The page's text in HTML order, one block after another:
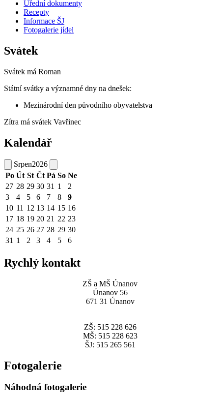
Úřední dokumenty
Recepty
Informace ŠJ
Fotogalerie jídel
Svátek
Svátek má Roman
Státní svátky a významné dny na dnešek:
Mezinárodní den původního obyvatelstva
Zítra má svátek Vavřinec
Kalendář
Srpen2026
Po Út St Čt Pá So Ne
27 28 29 30 31 1
2
3
4 5 6 7 8
9
10 11 12 13 14 15 16
17 18 19 20 21 22 23
24 25 26 27 28 29 30
31 1 2 3 4 5 6
Rychlý kontakt
ZŠ a MŠ Únanov
Únanov 56
671 31 Únanov
ZŠ: 515 228 626
MŠ: 515 228 623
ŠJ: 515 265 561
Fotogalerie
Náhodná fotogalerie